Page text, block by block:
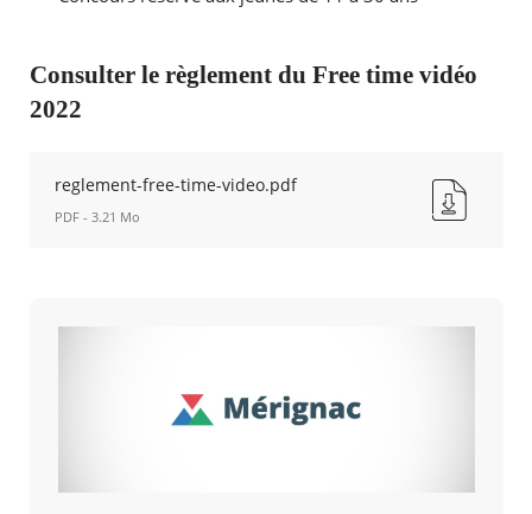
Consulter le règlement du Free time vidéo
2022
video.pdf
reglement-free-time-video.pdf
PDF - 3.21 Mo